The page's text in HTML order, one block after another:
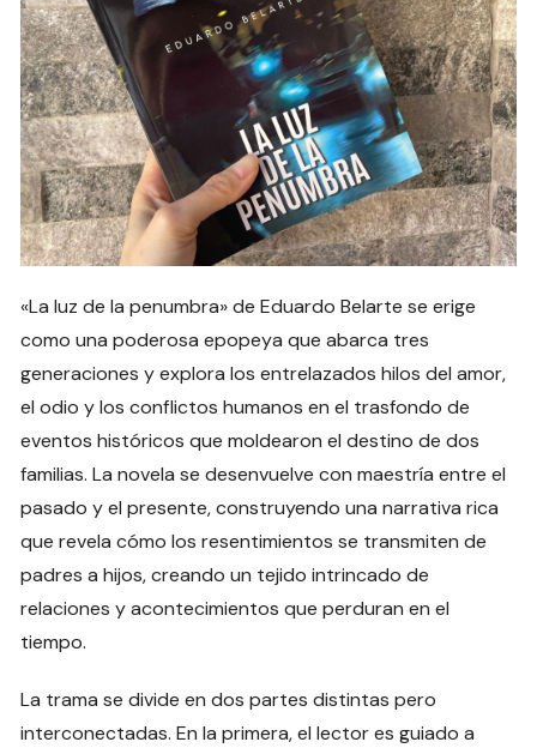
«La luz de la penumbra» de Eduardo Belarte se erige
como una poderosa epopeya que abarca tres
generaciones y explora los entrelazados hilos del amor,
el odio y los conflictos humanos en el trasfondo de
eventos históricos que moldearon el destino de dos
familias. La novela se desenvuelve con maestría entre el
pasado y el presente, construyendo una narrativa rica
que revela cómo los resentimientos se transmiten de
padres a hijos, creando un tejido intrincado de
relaciones y acontecimientos que perduran en el
tiempo.
La trama se divide en dos partes distintas pero
interconectadas. En la primera, el lector es guiado a